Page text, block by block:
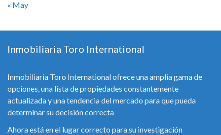
« May
Inmobiliaria Toro International
Inmobiliaria Toro International ofrece una amplia gama de
opciones, una lista de propiedades constantemente
actualizada y una tendencia del mercado para que pueda
determinar su decisión correcta
Ahora está en el lugar correcto para su investigación